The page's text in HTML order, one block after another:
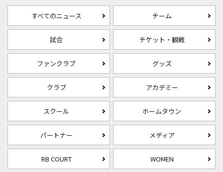
すべてのニュース チーム
試合 チケット・観戦
ファンクラブ グッズ
クラブ アカデミー
スクール ホームタウン
パートナー メディア
RB COURT WOMEN